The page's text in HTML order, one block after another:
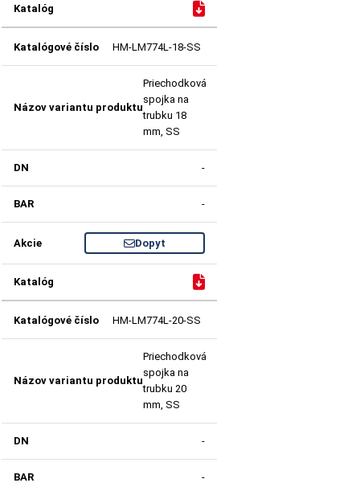
HM-LM774L-18-SS
Priechodková
spojka na
trubku 18
mm, SS
-
-
Dopyt
HM-LM774L-20-SS
Priechodková
spojka na
trubku 20
mm, SS
-
-